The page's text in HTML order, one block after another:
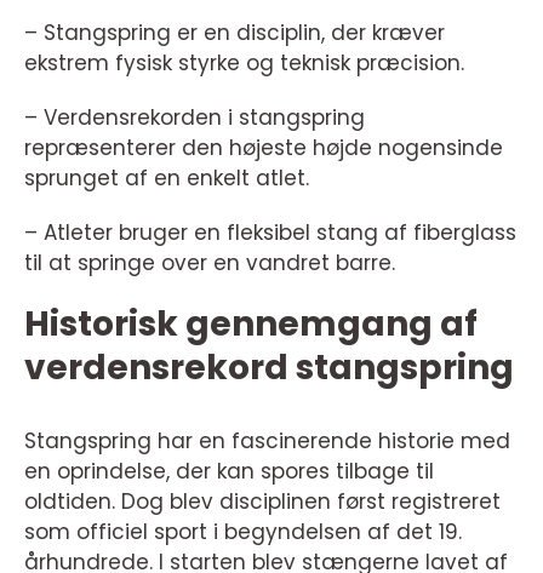
– Stangspring er en disciplin, der kræver
ekstrem fysisk styrke og teknisk præcision.
– Verdensrekorden i stangspring
repræsenterer den højeste højde nogensinde
sprunget af en enkelt atlet.
– Atleter bruger en fleksibel stang af fiberglass
til at springe over en vandret barre.
Historisk gennemgang af
verdensrekord stangspring
Stangspring har en fascinerende historie med
en oprindelse, der kan spores tilbage til
oldtiden. Dog blev disciplinen først registreret
som officiel sport i begyndelsen af det 19.
århundrede. I starten blev stængerne lavet af